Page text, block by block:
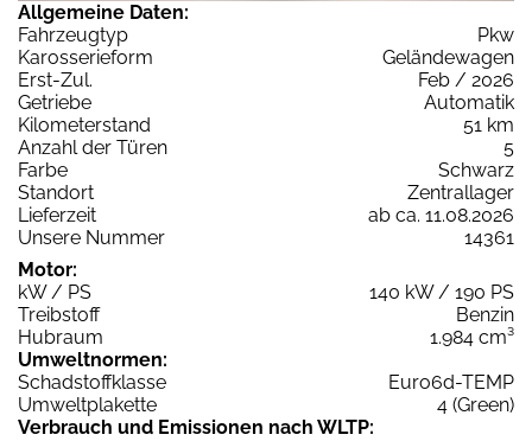
Allgemeine Daten:
Fahrzeugtyp
Pkw
Karosserieform
Geländewagen
Erst-Zul.
Feb / 2026
Getriebe
Automatik
Kilometerstand
51 km
Anzahl der Türen
5
Farbe
Schwarz
Standort
Zentrallager
Lieferzeit
ab ca. 11.08.2026
Unsere Nummer
14361
Motor:
kW / PS
140 kW / 190 PS
Treibstoff
Benzin
Hubraum
1.984 cm³
Umweltnormen:
Schadstoffklasse
Euro6d-TEMP
Umweltplakette
4 (Green)
Verbrauch und Emissionen nach WLTP: